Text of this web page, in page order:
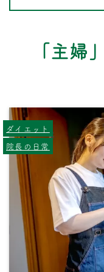
「主婦
ダイエット
院長の日常